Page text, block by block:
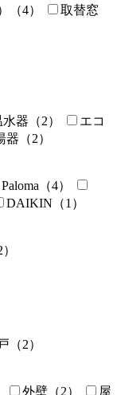
（4）
取替窓
器（2）
エコ
（2）
Paloma（4）
DAIKIN（1）
（2）
外壁（2）
屋